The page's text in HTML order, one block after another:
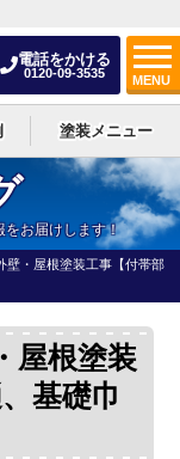
電話をかける
0120-09-3535
MENU
塗装メニュー
をお届けします！
・屋根塗装工事【付帯部
根塗装
基礎巾